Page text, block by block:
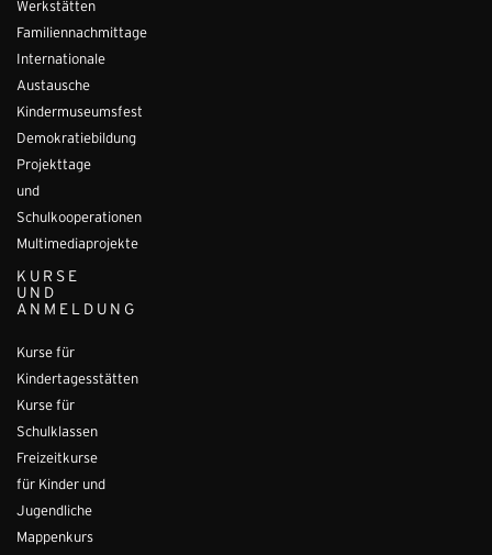
Werkstätten
Familiennachmittage
Internationale
Austausche
Kindermuseumsfest
Demokratiebildung
Projekttage
und
Schulkooperationen
Multimediaprojekte
KURSE
UND
ANMELDUNG
Kurse für
Kindertagesstätten
Kurse für
Schulklassen
Freizeitkurse
für Kinder und
Jugendliche
Mappenkurs